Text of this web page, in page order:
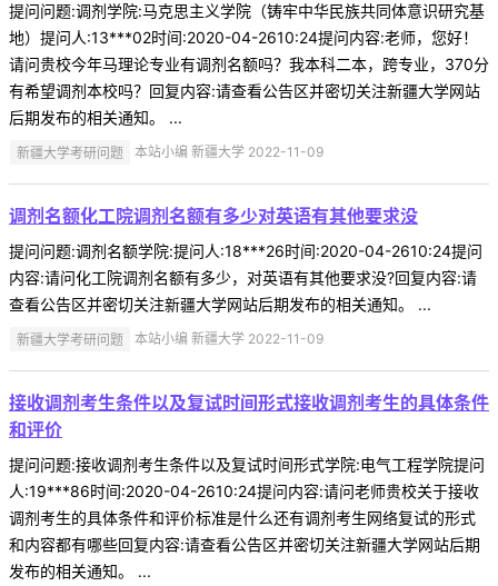
提问问题:调剂学院:马克思主义学院（铸牢中华民族共同体意识研究基
地）提问人:13***02时间:2020-04-2610:24提问内容:老师，您好！
请问贵校今年马理论专业有调剂名额吗？我本科二本，跨专业，370分
有希望调剂本校吗？回复内容:请查看公告区并密切关注新疆大学网站
后期发布的相关通知。 ...
新疆大学考研问题 本站小编 新疆大学 2022-11-09
调剂名额化工院调剂名额有多少对英语有其他要求没
提问问题:调剂名额学院:提问人:18***26时间:2020-04-2610:24提问
内容:请问化工院调剂名额有多少，对英语有其他要求没?回复内容:请
查看公告区并密切关注新疆大学网站后期发布的相关通知。 ...
新疆大学考研问题 本站小编 新疆大学 2022-11-09
接收调剂考生条件以及复试时间形式接收调剂考生的具体条件
和评价
提问问题:接收调剂考生条件以及复试时间形式学院:电气工程学院提问
人:19***86时间:2020-04-2610:24提问内容:请问老师贵校关于接收
调剂考生的具体条件和评价标准是什么还有调剂考生网络复试的形式
和内容都有哪些回复内容:请查看公告区并密切关注新疆大学网站后期
发布的相关通知。 ...